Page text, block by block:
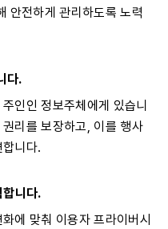
안전하게 관리하도록 노력
다.
인인 정보주체에게 있습니
리를 보장하고, 이를 행사
니다.
니다.
에 맞춰 이용자 프라이버시